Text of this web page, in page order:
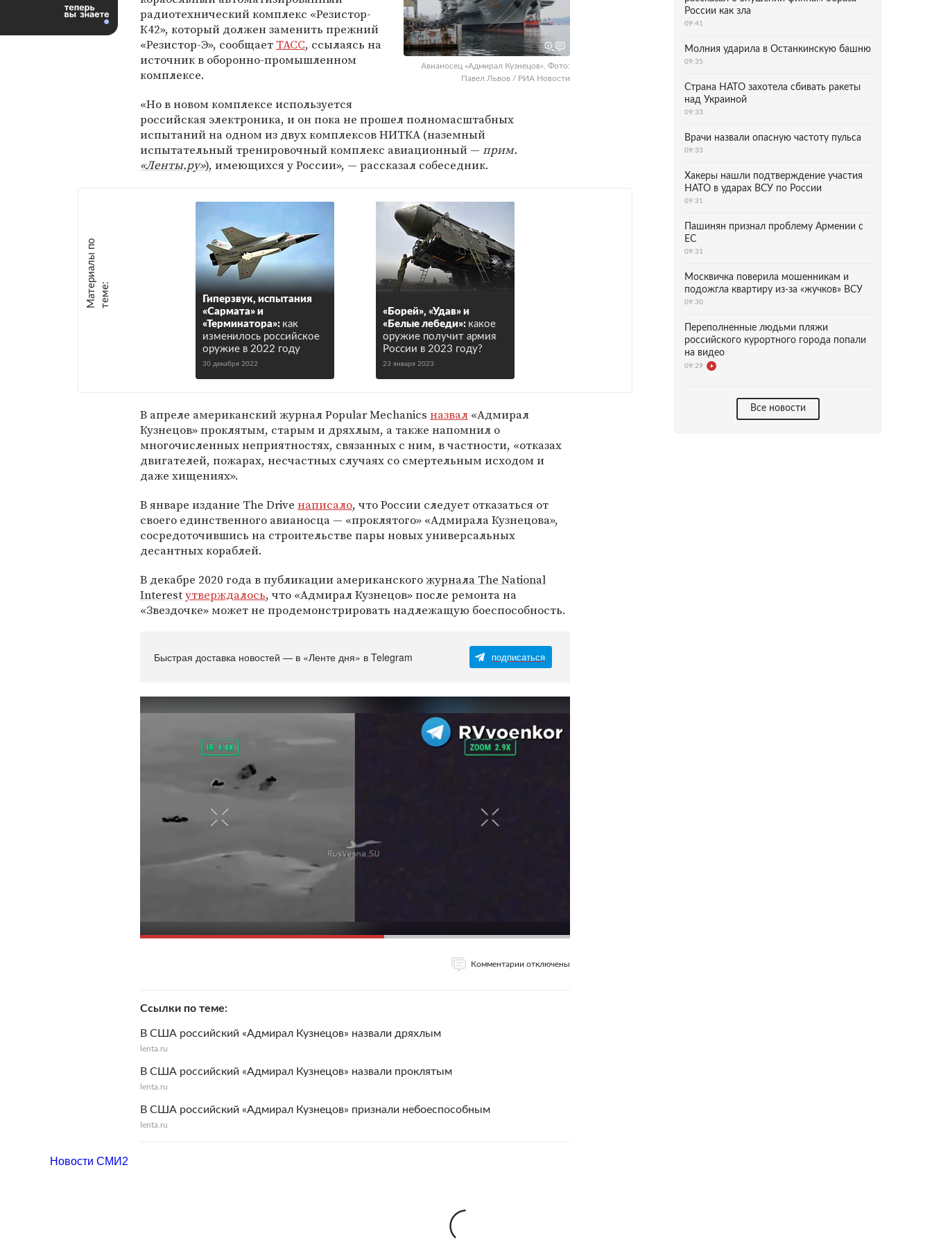
Авианосец «Адмирал Кузнецов». Фото:
Павел Львов / РИА Новости
радиотехнический комплекс «Резистор-
К42», который должен заменить прежний
«Резистор-Э», сообщает ТАСС, ссылаясь на
источник в оборонно-промышленном
комплексе.
«Но в новом комплексе используется
российская электроника, и он пока не прошел полномасштабных
испытаний на одном из двух комплексов НИТКА (наземный
испытательный тренировочный комплекс авиационный — прим.
«Ленты.ру»), имеющихся у России», — рассказал собеседник.
М
а
т е
р
и
а
л
ы
п
о
т
е
м
е :
Гиперзвук, испытания
«Сармата» и
«Терминатора»: как
изменилось российское
оружие в 2022 году
30 декабря 2022
«Борей», «Удав» и
«Белые лебеди»: какое
оружие получит армия
России в 2023 году?
23 января 2023
В апреле американский журнал Popular Mechanics назвал «Адмирал
Кузнецов» проклятым, старым и дряхлым, а также напомнил о
многочисленных неприятностях, связанных с ним, в частности, «отказах
двигателей, пожарах, несчастных случаях со смертельным исходом и
даже хищениях».
В январе издание The Drive написало, что России следует отказаться от
своего единственного авианосца — «проклятого» «Адмирала Кузнецова»,
сосредоточившись на строительстве пары новых универсальных
десантных кораблей.
В декабре 2020 года в публикации американскогожурнала The National
Interestутверждалось, что «Адмирал Кузнецов» после ремонта на
«Звездочке» может не продемонстрировать надлежащую боеспособность.
Быстрая доставка новостей — в «Ленте дня» в Telegram подписаться
Комментарии отключены
Ссылки по теме
В США российский «Адмирал Кузнецов» назвали дряхлым
lenta.ru
В США российский «Адмирал Кузнецов» назвали проклятым
lenta.ru
В США российский «Адмирал Кузнецов» признали небоеспособным
lenta.ru
России как зла
09:41
Молния ударила в Останкинскую башню
09:35
Страна НАТО захотела сбивать ракеты
над Украиной
09:33
Врачи назвали опасную частоту пульса
09:33
Хакеры нашли подтверждение участия
НАТО в ударах ВСУ по России
09:31
Пашинян признал проблему Армении с
ЕС
09:31
Москвичка поверила мошенникам и
подожгла квартиру из-за «жучков» ВСУ
09:30
Переполненные людьми пляжи
российского курортного города попали
на видео
09:29
Все новости
Новости СМИ2